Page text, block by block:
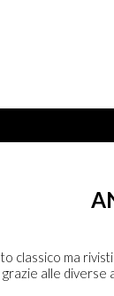
classico ma
alle